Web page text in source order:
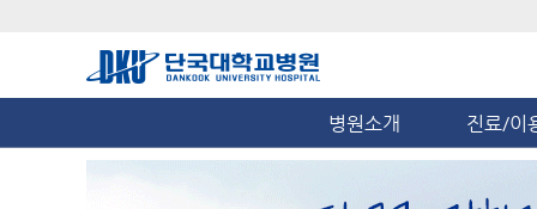
병원소개 진료/이